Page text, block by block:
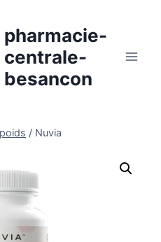
pharmacie-
centrale-
besancon
/ Nuvia